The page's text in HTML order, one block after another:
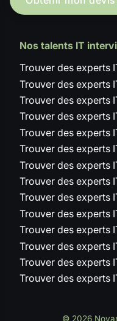
Nos talents IT
Trouver des experts
Trouver des experts
Trouver des experts
Trouver des experts
Trouver des experts
Trouver des experts
Trouver des experts
Trouver des experts
Trouver des experts
Trouver des experts
Trouver des experts
Trouver des experts
Trouver des experts
Trouver des experts
© 2026